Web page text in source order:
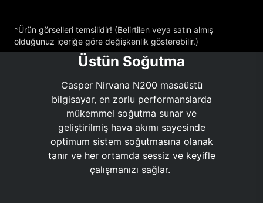
*Ürün görselleri temsilidir! (Belirtilen veya satın almış
olduğunuz içeriğe göre değişkenlik gösterebilir.)
Üstün Soğutma
Casper Nirvana N200 masaüstü
bilgisayar, en zorlu performanslarda
mükemmel soğutma sunar ve
geliştirilmiş hava akımı sayesinde
optimum sistem soğutmasına olanak
tanır ve her ortamda sessiz ve keyifle
çalışmanızı sağlar.